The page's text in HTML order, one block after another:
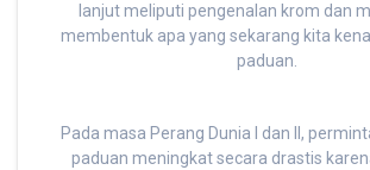
lanjut meliputi pengenalan krom dan
membentuk apa yang sekarang kita
paduan.
Pada masa Perang Dunia I dan II,
paduan meningkat secara drastis